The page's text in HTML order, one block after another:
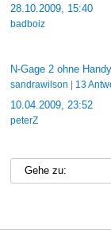
28.10.2009, 15:40
badboiz
N-Gage 2 ohne
sandrawilson 13
10.04.2009, 23:52
peterZ